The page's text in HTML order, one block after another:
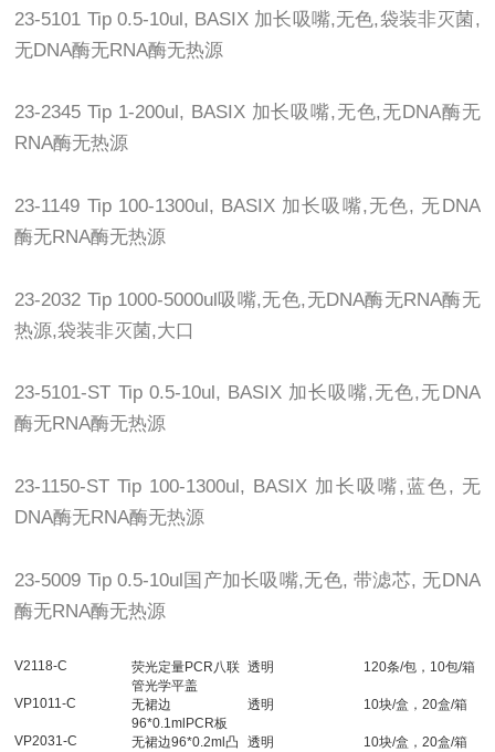
23-5101 Tip 0.5-10ul, BASIX 加长吸嘴,无色,袋装非灭菌,
无DNA酶无RNA酶无热源
23-2345 Tip 1-200ul, BASIX 加长吸嘴,无色,无DNA酶无
RNA酶无热源
23-1149 Tip 100-1300ul, BASIX 加长吸嘴,无色, 无DNA
酶无RNA酶无热源
23-2032 Tip 1000-5000ul吸嘴,无色,无DNA酶无RNA酶无
热源,袋装非灭菌,大口
23-5101-ST Tip 0.5-10ul, BASIX 加长吸嘴,无色,无DNA
酶无RNA酶无热源
23-1150-ST Tip 100-1300ul, BASIX 加长吸嘴,蓝色, 无
DNA酶无RNA酶无热源
23-5009 Tip 0.5-10ul国产加长吸嘴,无色, 带滤芯, 无DNA
酶无RNA酶无热源
V2118-C
荧光定量PCR八联
管光学平盖
透明 120条/包，10包/箱
VP1011-C
无裙边
96*0.1mlPCR板
透明 10块/盒，20盒/箱
VP2031-C
无裙边96*0.2ml凸
透明 10块/盒，20盒/箱